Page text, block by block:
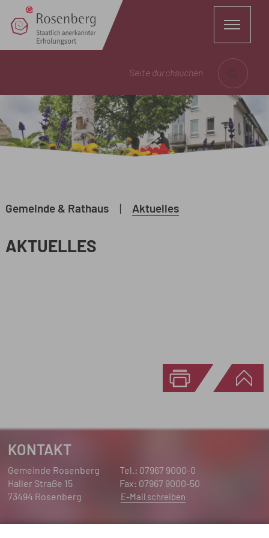
Seite durchsuchen
Gemeinde & Rathaus Aktuelles
AKTUELLES
KONTAKT
Gemeinde Rosenberg
Haller Straße 15
73494 Rosenberg
Tel.: 07967 9000-0
Fax: 07967 9000-50
E-Mail schreiben